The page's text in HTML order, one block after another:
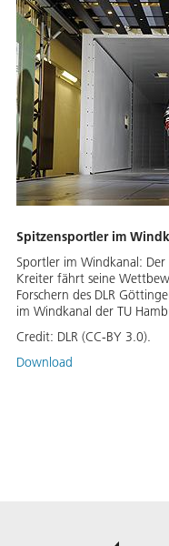
Spitzensportler im
Sportler im Windkanal:
Kreiter fährt seine
Forschern des DLR
im Windkanal der TU
Credit: DLR (CC-BY 3.0).
Download